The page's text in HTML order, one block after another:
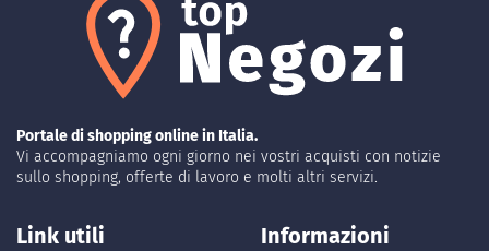
Portale di shopping online in Italia.
Vi accompagniamo ogni giorno nei vostri acquisti con notizie
sullo shopping, offerte di lavoro e molti altri servizi.
Link utili Informazioni